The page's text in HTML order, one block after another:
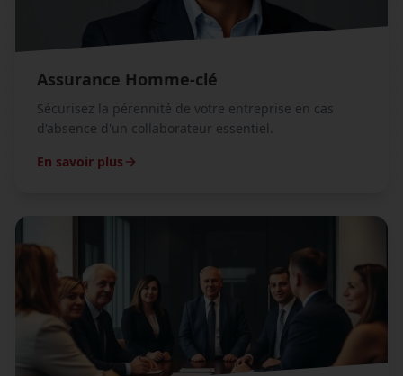
Assurance Homme-clé
Sécurisez la pérennité de votre entreprise en cas
d'absence d'un collaborateur essentiel.
En savoir plus